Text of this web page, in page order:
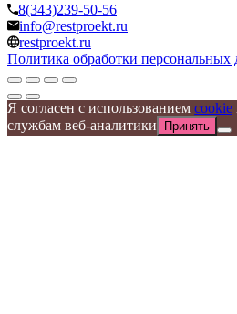
8(343)239-50-56
info@restproekt.ru
restproekt.ru
Политика обработки персональных
Я согласен с использованием cookie
службам веб-аналитики
Принять